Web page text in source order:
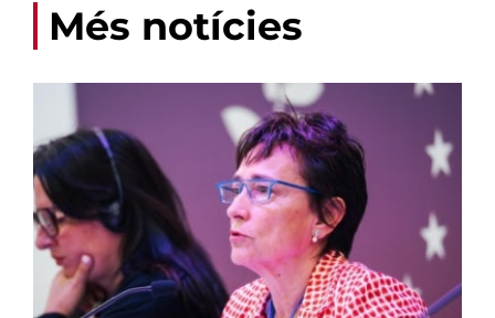
Més notícies